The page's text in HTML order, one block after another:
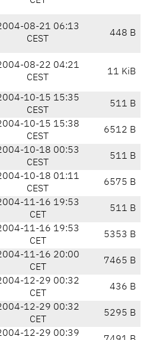
08-21 06:13
CEST
448 B
08-22 04:21
CEST
11 KiB
10-15 15:35
CEST
511 B
10-15 15:38
CEST
6512 B
10-18 00:53
CEST
511 B
10-18 01:11
CEST
6575 B
11-16 19:53
CET
511 B
11-16 19:53
CET
5353 B
11-16 20:00
CET
7465 B
12-29 00:32
CET
436 B
12-29 00:32
CET
5295 B
12-29 00:39